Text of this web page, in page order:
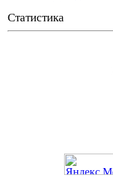
Статистика